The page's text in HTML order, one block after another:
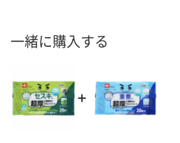
一緒に購入する